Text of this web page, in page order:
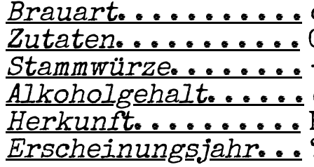
Brauart. . . . . . . . . . .
Zutaten. . . . . . . . . . .
Stammwürze. . . . . . . .
Alkoholgehalt. . . . . .
Herkunft. . . . . . . . . .
Erscheinungsjahr. . .